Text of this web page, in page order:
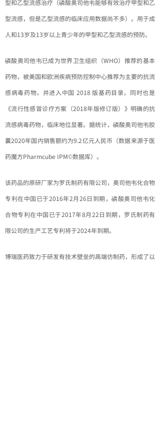
型和乙型流感治疗（磷酸奥司他韦能够有效治疗甲型和乙
型流感，但是乙型流感的临床应用数据尚不多）。用于成
人和13岁及13岁以上青少年的甲型和乙型流感的预防。
磷酸奥司他韦已成为世界卫生组织（WHO）推荐的基本
药物，被美国和欧洲疾病预防控制中心推荐为主要的抗流
感病毒药物，并进入中国 2018 版基药目录，同时也是
《流行性感冒诊疗方案（2018年版修订版）》明确的抗
流感病毒药物，临床地位显著。据统计，磷酸奥司他韦胶
囊2020年国内销售额约为9.2亿元人民币（数据来源于医
药魔方Pharmcube IPM©数据库）。
该药品的原研厂家为罗氏制药有限公司，奥司他韦化合物
专利在中国已于2016年2月26日到期，磷酸奥司他韦化
合物专利在中国已于2017年8月22日到期，罗氏制药有
限公司的生产工艺专利将于2024年到期。
博瑞医药致力于研发有技术壁垒的高端仿制药，形成了以